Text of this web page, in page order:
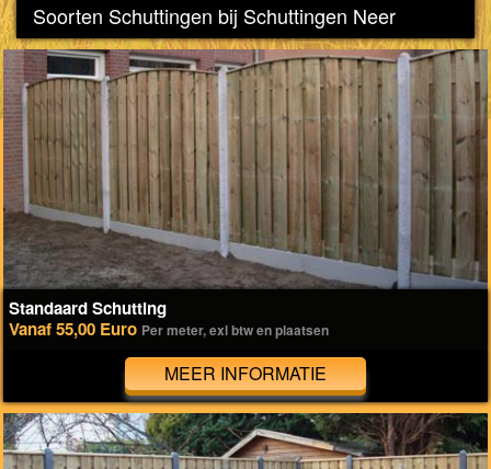
Soorten Schuttingen bij Schuttingen Neer
Standaard Schutting
Vanaf 55,00 Euro Per meter, exl btw en plaatsen
MEER INFORMATIE